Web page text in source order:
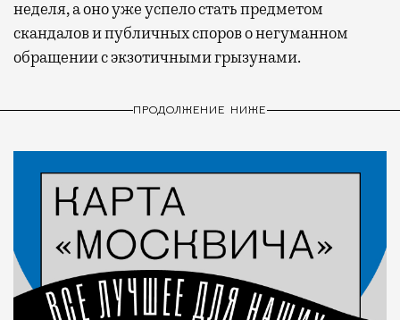
неделя, а оно уже успело стать предметом
скандалов и публичных споров о негуманном
обращении с экзотичными грызунами.
ПРОДОЛЖЕНИЕ НИЖЕ